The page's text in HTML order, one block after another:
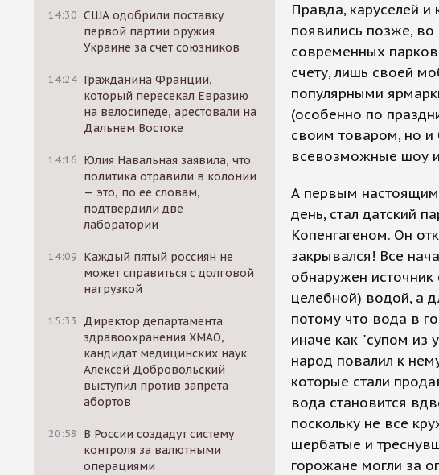
14:30 США одобрили поставку
первой партии оружия
Украине за счет союзников
14:24 Гражданина Франции,
который пересекал Евразию
на велосипеде, арестовали на
Дальнем Востоке
14:16 Юлия Навальная заявила, что
политика отравили в колонии
— это, по ее словам,
подтвердили две
лаборатории
14:09 Каждый пятый россиян не
может справиться с долговой
нагрузкой
15:33
Директор департамента
здравоохранения ХМАО,
кандидат медицинских наук
Алексей Добровольский
выступил против запрета
абортов
20:58
В России создадут систему
контроля за валютными
операциями
Правда, каруселей
появились позже,
современных
счету, лишь своей
популярными
(особенно по
своим товаром, но
всевозможные шоу и
А первым настоящим
день, стал датский
Копенгагеном. Он
закрывался! Все
обнаружен источник
целебной) водой, а
потому что вода в
иначе как "супом из
народ повалил к
которые стали
вода становится
поскольку не все
щербатые и
горожане могли за